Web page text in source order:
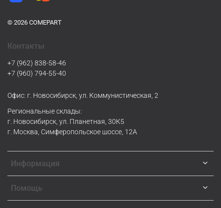
© 2026 COMEPART
Информация
Помощь
Контакты
+7 (962) 838-58-46
+7 (960) 794-55-40
Офис: г. Новосибирск, ул. Коммунистическая, 2
Региональные склады:
г. Новосибирск, ул. Планетная, 30К5
г. Москва, Симферопольское шоссе, 12А